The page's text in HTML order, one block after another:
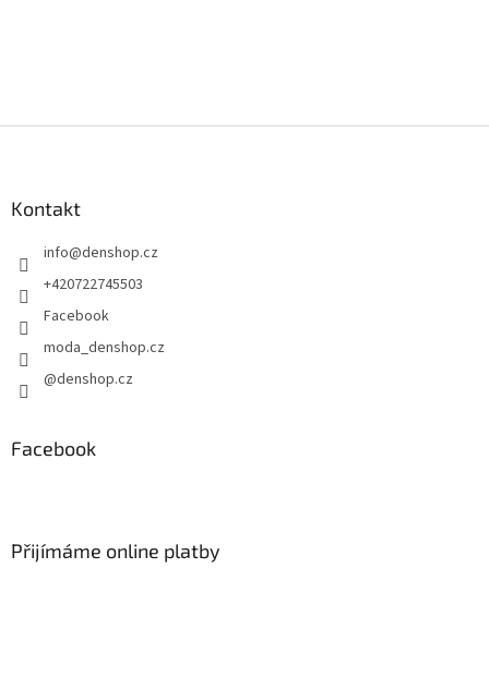
Kontakt
info@denshop.cz
+420722745503
Facebook
moda_denshop.cz
@denshop.cz
Facebook
Přijímáme online platby